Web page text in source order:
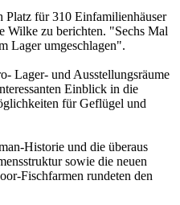
Platz für 310 Einfamilienhäuser
Wilke zu berichten. "Sechs Mal
Lager umgeschlagen".
Lager- und Ausstellungsräume
Einblick in die
für Geflügel und
Historie und die überaus
sowie die neuen
Fischfarmen rundeten den